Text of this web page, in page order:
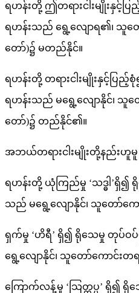
ရဟန်းတို့ ဤတရားငါးမျိုးနှင့်
ရဟန်းသည် ရွေ့လျောရ၏၊ သူတ
တော်)၌ မတည်နိုင်။
ရဟန်းတို့ တရားငါးမျိုးနှင့်ပြ
ရဟန်းသည် မရွေ့လျောနိုင်၊ သူတ
တော်)၌ တည်နိုင်၏။
အဘယ်တရားငါးမျိုးတို့နည်းဟူ
ရဟန်းတို့ ယုံကြည်မှု ‘သဒ္ဓါ’ရှိ၍
သည် မရွေ့လျောနိုင်၊ သူတော်က
ရှက်မှု ‘ဟိရီ’ ရှိ၍ ရိုသေမှု တုပ်ဝ
ရွေ့လျောနိုင်၊ သူတော်ကောင်းတ
ကြောက်လန့်မှု ‘သြတ္တပ္ပ’ ရှိ၍